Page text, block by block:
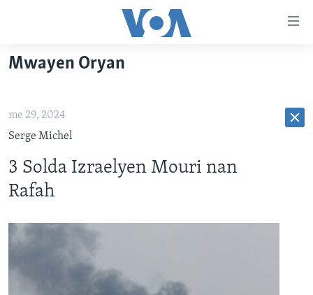
Skip
to
content
to
main
Skip
Search
VIDEO
FLASHPOINT IKRÈN
Mwayen Oryan
me 29, 2024
Serge Michel
3 Solda Izraelyen Mouri nan
Rafah